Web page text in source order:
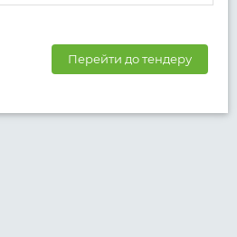
Перейти до тендеру